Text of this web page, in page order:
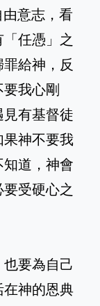
意志，看
任憑」之
給神，反
我心剛
有基督徒
果神不要我
道，神會
受硬心之
要為自己
在神的恩典